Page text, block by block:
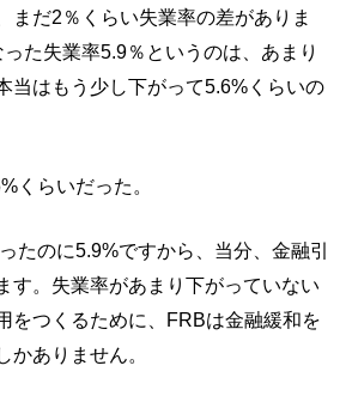
まだ2％くらい失業率の差がありま
た失業率5.9％というのは、あまり
当はもう少し下がって5.6%くらいの
くらいだった。
たのに5.9%ですから、当分、金融引
す。失業率があまり下がっていない
をつくるために、FRBは金融緩和を
かありません。